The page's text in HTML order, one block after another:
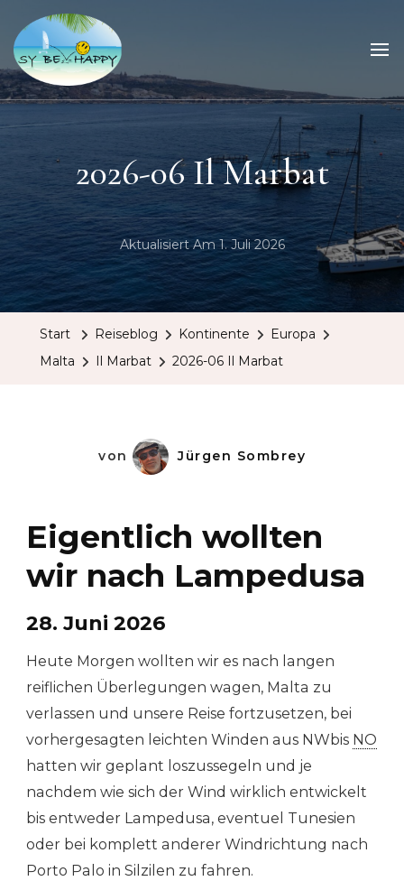
Sailing Be Happy
ein Traum wird wahr
2026-06 Il Marbat
Aktualisiert Am1. Juli 2026
Start Reiseblog Kontinente
Europa
Malta
Il Marbat 2026-06 Il Marbat
von Jürgen Sombrey
Eigentlich wollten
wir nach Lampedusa
28. Juni 2026
Heute Morgen wollten wir es nach langen
reiflichen Überlegungen wagen, Malta zu
verlassen und unsere Reise fortzusetzen, bei
vorhergesagten leichten Winden aus NWbis NO
hatten wir geplant loszussegeln und je
nachdem wie sich der Wind wirklich entwickelt
bis entweder Lampedusa, eventuel Tunesien
oder bei komplett anderer Windrichtung nach
Porto Palo in Silzilen zu fahren.